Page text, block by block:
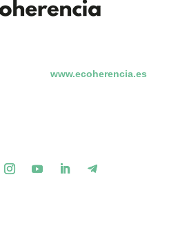
www.ecoherencia.es